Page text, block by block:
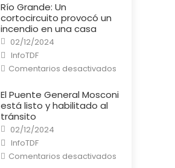
Río Grande: Un
cortocircuito provocó un
incendio en una casa
Posted
on
02/12/2024
Author
InfoTDF
Comentarios desactivadosen
Río
Un
cortocircuito
El Puente General Mosconi
está listo y habilitado al
tránsito
Posted
on
02/12/2024
Author
InfoTDF
Comentarios desactivadosen
El